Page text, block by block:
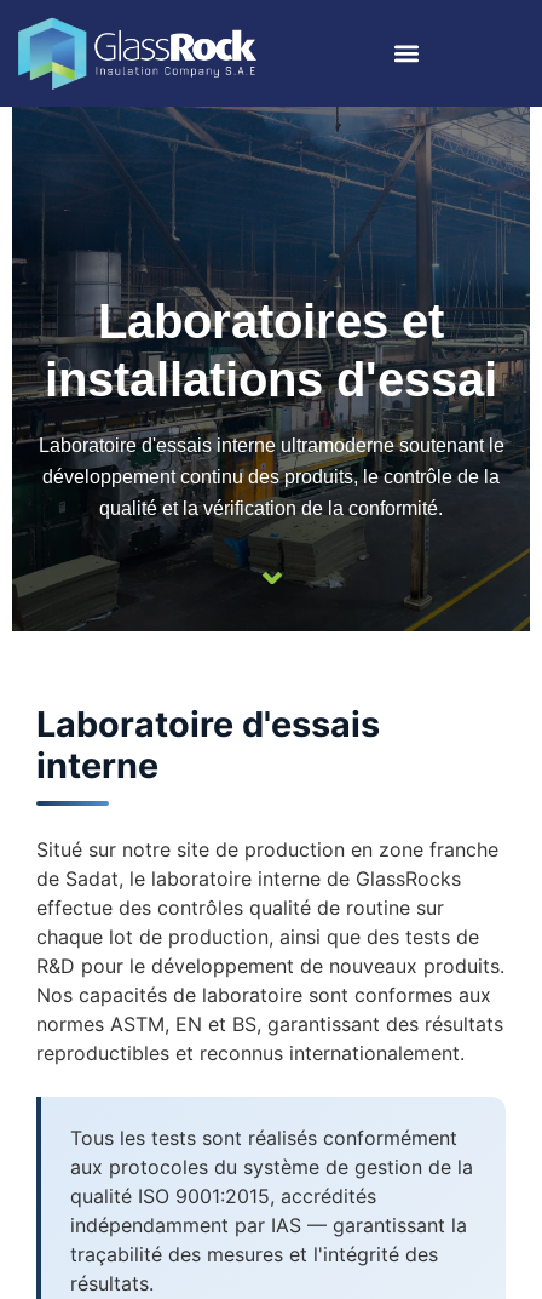
Laboratoires et
installations d'essai
Laboratoire d'essais interne ultramoderne soutenant le
développement continu des produits, le contrôle de la
qualité et la vérification de la conformité.
⌄
Laboratoire d'essais
interne
Situé sur notre site de production en zone franche
de Sadat, le laboratoire interne de GlassRocks
effectue des contrôles qualité de routine sur
chaque lot de production, ainsi que des tests de
R&D pour le développement de nouveaux produits.
Nos capacités de laboratoire sont conformes aux
normes ASTM, EN et BS, garantissant des résultats
reproductibles et reconnus internationalement.
Tous les tests sont réalisés conformément
aux protocoles du système de gestion de la
qualité ISO 9001:2015, accrédités
indépendamment par IAS — garantissant la
traçabilité des mesures et l'intégrité des
résultats.